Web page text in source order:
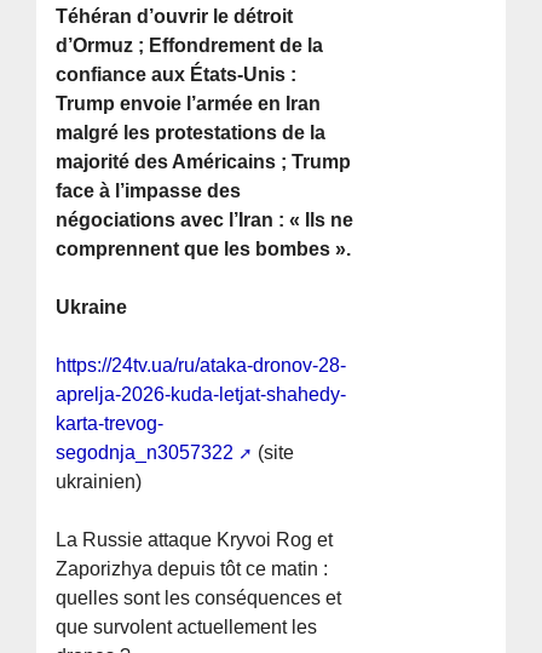
Téhéran d’ouvrir le détroit
d’Ormuz ; Effondrement de la
confiance aux États-Unis :
Trump envoie l’armée en Iran
malgré les protestations de la
majorité des Américains ; Trump
face à l’impasse des
négociations avec l’Iran : « Ils ne
comprennent que les bombes ».
Ukraine
https://24tv.ua/ru/ataka-dronov-28-
aprelja-2026-kuda-letjat-shahedy-
karta-trevog-
segodnja_n3057322
(site
ukrainien)
La Russie attaque Kryvoi Rog et
Zaporizhya depuis tôt ce matin :
quelles sont les conséquences et
que survolent actuellement les